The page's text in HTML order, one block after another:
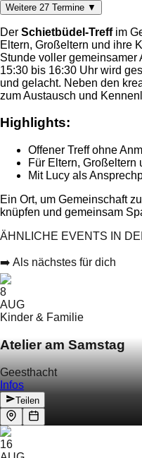
Weitere 27 Termine ▼
Der Schietbüdel-Treffim
Eltern, Großeltern und ihre
Stunde voller gemeinsamer
15:30 bis 16:30 Uhr wird
und gelacht. Neben den
zum Austausch und
Highlights:
Offener Treff ohne
Für Eltern, Großeltern
Mit Lucy als
Ein Ort, um Gemeinschaft
knüpfen und gemeinsam
ÄHNLICHE EVENTS IN
➡️ Als nächstes für dich
8
AUG
Kinder & Familie
Atelier am Samstag
Geesthacht
Infos
Teilen
16